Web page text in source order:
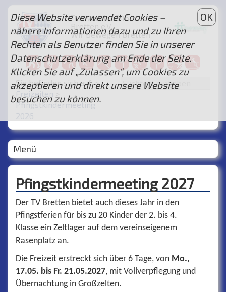
Turnverein 1846
Bretten e.V.
Wir bewegen Bretten
...
Sie befinden sich auf: >
Freizeiten
Pfingstkindermeeting
2026
Menü
Pfingstkindermeeting 2027
Der TV Bretten bietet auch dieses Jahr in den
Pfingstferien für bis zu 20 Kinder der 2. bis 4.
Klasse ein Zeltlager auf dem vereinseigenem
Rasenplatz an.
Die Freizeit erstreckt sich über 6 Tage, von Mo.,
17.05. bis Fr. 21.05.2027, mit Vollverpflegung und
Übernachtung in Großzelten.
Diese Website verwendet Cookies –
nähere Informationen dazu und zu Ihren
Rechten als Benutzer finden Sie in unserer
Datenschutzerklärung am Ende der Seite.
Klicken Sie auf „Zulassen“, um Cookies zu
akzeptieren und direkt unsere Website
besuchen zu können.
OK